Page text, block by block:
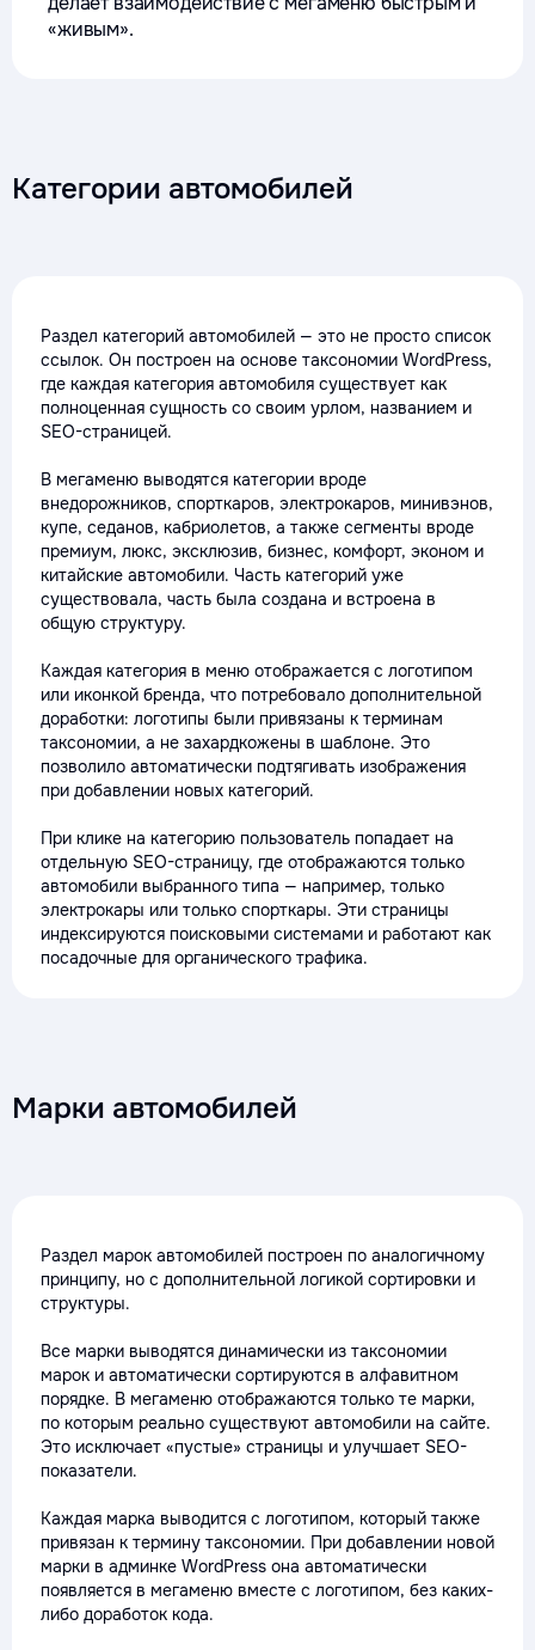
«живым».
Категории автомобилей
Раздел категорий автомобилей — это не просто список
ссылок. Он построен на основе таксономии WordPress,
где каждая категория автомобиля существует как
полноценная сущность со своим урлом, названием и
SEO-страницей.
В мегаменю выводятся категории вроде
внедорожников, спорткаров, электрокаров, минивэнов,
купе, седанов, кабриолетов, а также сегменты вроде
премиум, люкс, эксклюзив, бизнес, комфорт, эконом и
китайские автомобили. Часть категорий уже
существовала, часть была создана и встроена в
общую структуру.
Каждая категория в меню отображается с логотипом
или иконкой бренда, что потребовало дополнительной
доработки: логотипы были привязаны к терминам
таксономии, а не захардкожены в шаблоне. Это
позволило автоматически подтягивать изображения
при добавлении новых категорий.
При клике на категорию пользователь попадает на
отдельную SEO-страницу, где отображаются только
автомобили выбранного типа — например, только
электрокары или только спорткары. Эти страницы
индексируются поисковыми системами и работают как
посадочные для органического трафика.
Марки автомобилей
Раздел марок автомобилей построен по аналогичному
принципу, но с дополнительной логикой сортировки и
структуры.
Все марки выводятся динамически из таксономии
марок и автоматически сортируются в алфавитном
порядке. В мегаменю отображаются только те марки,
по которым реально существуют автомобили на сайте.
Это исключает «пустые» страницы и улучшает SEO-
показатели.
Каждая марка выводится с логотипом, который также
привязан к термину таксономии. При добавлении новой
марки в админке WordPress она автоматически
появляется в мегаменю вместе с логотипом, без каких-
либо доработок кода.